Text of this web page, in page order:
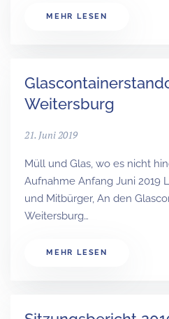
MEHR LESEN
Weitersburg
21. Juni 2019
Müll und Glas, wo es nicht
Aufnahme Anfang Juni 2019
und Mitbürger, An den
Weitersburg…
MEHR LESEN